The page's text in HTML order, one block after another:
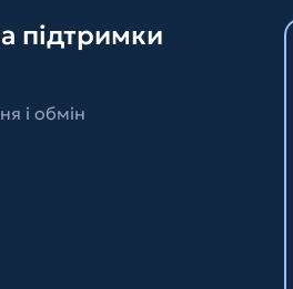
підтримки
і обмін